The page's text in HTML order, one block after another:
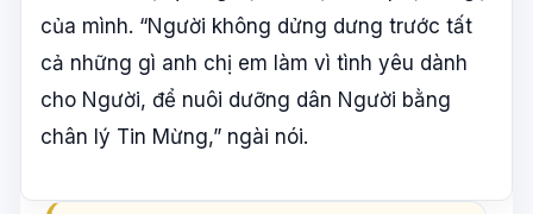
của mình. “Người không dửng dưng trước tất
cả những gì anh chị em làm vì tình yêu dành
cho Người, để nuôi dưỡng dân Người bằng
chân lý Tin Mừng,” ngài nói.